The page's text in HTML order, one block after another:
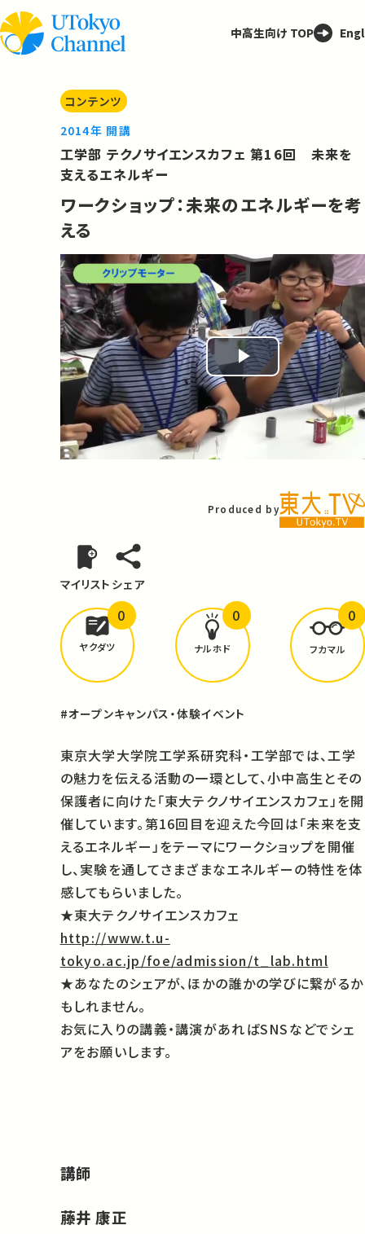
中高生向け TOP
コンテンツ
2014年 開講
工学部 テクノサイエンスカフェ 第16回 未来を
支えるエネルギー
ワークショップ：未来のエネルギーを考
える
Play
Video
Produced by
マイリスト シェア
どんな学びがありましたか？
ヤクダツ
0
ナルホド
0
フカマル
0
#オープンキャンパス・体験イベント
東京大学大学院工学系研究科・工学部では、工学
の魅力を伝える活動の一環として、小中高生とその
保護者に向けた「東大テクノサイエンスカフェ」を開
催しています。第16回目を迎えた今回は「未来を支
えるエネルギー」をテーマにワークショップを開催
し、実験を通してさまざまなエネルギーの特性を体
感してもらいました。
★東大テクノサイエンスカフェ
http://www.t.u-
tokyo.ac.jp/foe/admission/t_lab.html
★あなたのシェアが、ほかの誰かの学びに繋がるか
もしれません。
お気に入りの講義・講演があればSNSなどでシェ
アをお願いします。
講師
藤井 康正